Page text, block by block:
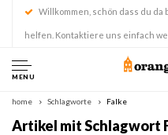
Willkommen, schön dass du
helfen. Kontaktiere uns einfach
MENU
home Schlagworte Falke
Artikel mit Schlagwort